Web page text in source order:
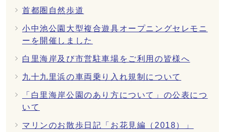
首都圏自然歩道
小中池公園大型複合遊具オープニングセレモニ
ーを開催しました
白里海岸及び市営駐車場をご利用の皆様へ
九十九里浜の車両乗り入れ規制について
「白里海岸公園のあり方について」の公表につ
いて
マリンのお散歩日記「お花見編（2018）」